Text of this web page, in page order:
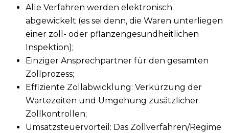
Alle Verfahren werden elektronisch
abgewickelt (es sei denn, die Waren unterliegen
einer zoll- oder pflanzengesundheitlichen
Inspektion);
Einziger Ansprechpartner für den gesamten
Zollprozess;
Effiziente Zollabwicklung: Verkürzung der
Wartezeiten und Umgehung zusätzlicher
Zollkontrollen;
Umsatzsteuervorteil: Das Zollverfahren/Regime